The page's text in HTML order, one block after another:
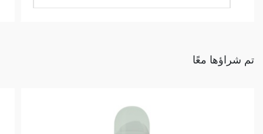
تم شراؤها معًا